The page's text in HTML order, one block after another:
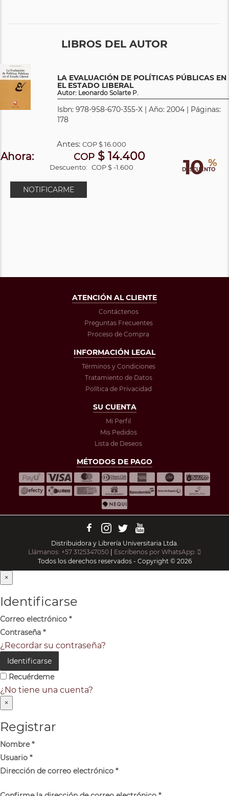
LIBROS DEL AUTOR
LA EVALUACIÓN DE POLÍTICAS PÚBLICAS EN
EL ESTADO LIBERAL
Autor: Leonardo Solarte P.
Isbn: 978-958-670-355-X | Año: 2004 | Páginas:
178
10 %
DESCUENTO
Antes:COP$ 16.000
Ahora: COP $ 14.400
Descuento: COP $ -1.600
NOTIFICARME
ATENCIÓN AL CLIENTE
Contáctenos
Preguntas Frecuentes
Proceso de Compra
INFORMACIÓN LEGAL
Términos y Condiciones
Tratamiento de Datos
Política de Privacidad
SU CUENTA
Mi Perfil
Mis Pedidos
Lista de Deseos
MÉTODOS DE PAGO
Distribuidora y Librería Universitaria Ltda.
Llámanos: +57 3125347050 | Escríbenos por WhatsApp:
Todos los derechos reservados - Copyright © 2026
×
Identificarse
Correo electrónico *
Contraseña *
¿Recordar su contraseña?
Identificarse
Recuérdeme
¿No tiene una cuenta?
×
Registrar
Nombre*
Usuario *
Dirección de correo electrónico *